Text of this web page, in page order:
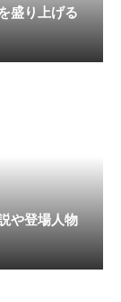
盛り上げる
や登場人物